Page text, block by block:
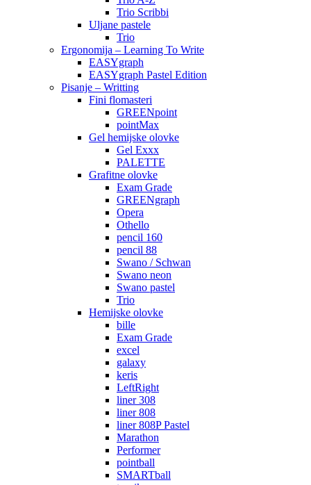
Trio Scribbi
Uljane pastele
Trio
Ergonomija – Learning To Write
EASYgraph
EASYgraph Pastel Edition
Pisanje – Writting
Fini flomasteri
GREENpoint
pointMax
Gel hemijske olovke
Gel Exxx
PALETTE
Grafitne olovke
Exam Grade
GREENgraph
Opera
Othello
pencil 160
pencil 88
Swano / Schwan
Swano neon
Swano pastel
Trio
Hemijske olovke
bille
Exam Grade
excel
galaxy
keris
LeftRight
liner 308
liner 808
liner 808P Pastel
Marathon
Performer
pointball
SMARTball